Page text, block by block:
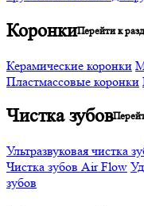
КоронкиПерейти к
Керамические коронки
Пластмассовые коронки
Чистка зубов
Ультразвуковая чистка
Чистка зубов Air Flow
зубов